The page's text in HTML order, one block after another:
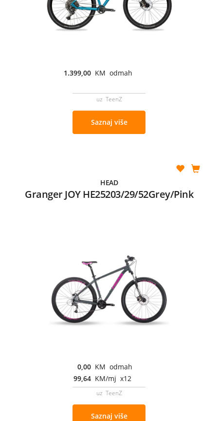
1.399,00 KM odmah
uz TeenZ
Saznaj više
HEAD
Granger JOY HE25203/29/52Grey/Pink
0,00 KM odmah
99,64 KM/mj x12
uz TeenZ
Saznaj više